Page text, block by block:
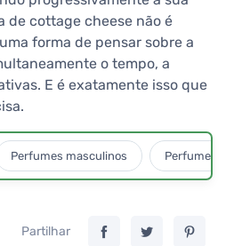
de cottage cheese não é
forma de pensar sobre a
o tempo, a
E é exatamente isso que
Perfumes masculinos Perfumes
Partilhar